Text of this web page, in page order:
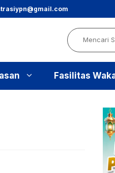
@gmail.com
Search
Fasilitas